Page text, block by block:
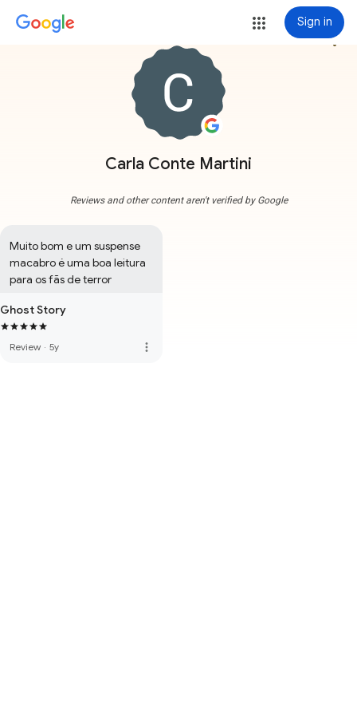
Sign in
Carla Conte Martini
more_vert
Reviews and other content aren't verified by Google
Muito bom e um suspense
macabro é uma boa leitura
para os fãs de terror
Ghost Story
Review · 5y more_vert